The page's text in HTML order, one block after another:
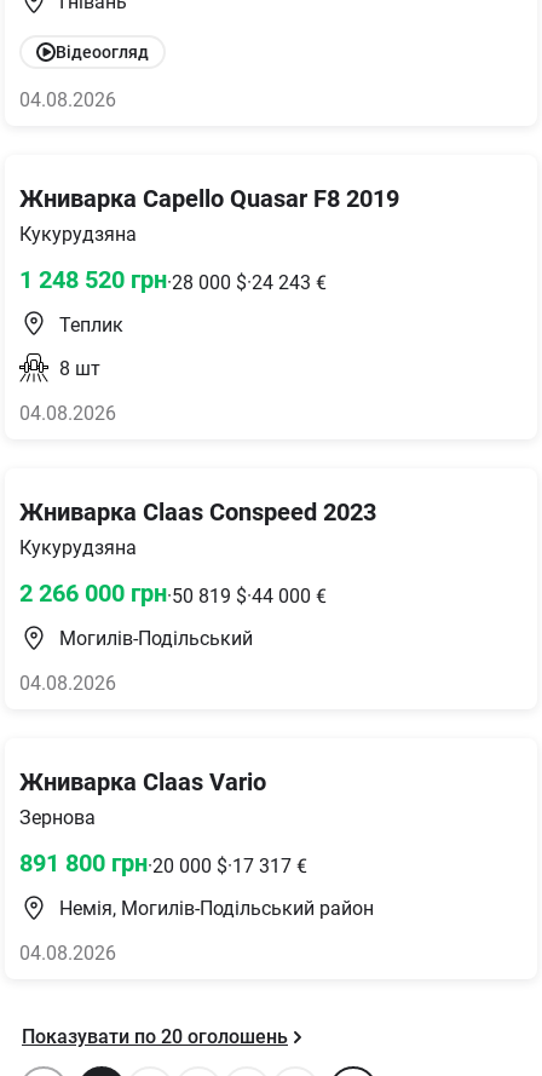
Відеоогляд
04.08.2026
Жниварка Capello Quasar F8 2019
Кукурудзяна
1 248 520 грн·28 000 $·24 243 €
Теплик
8 шт
04.08.2026
Жниварка Claas Conspeed 2023
Кукурудзяна
2 266 000 грн·50 819 $·44 000 €
Могилів-Подільський
04.08.2026
Жниварка Claas Vario
Зернова
891 800 грн·20 000 $·17 317 €
Немія, Могилів-Подільський район
04.08.2026
Показувати по 20 оголошень